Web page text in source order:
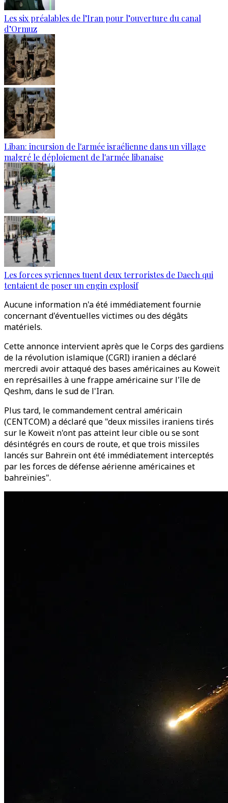
Les six préalables de l’Iran pour l’ouverture du canal
d’Ormuz
Liban: incursion de l'armée israélienne dans un village
malgré le déploiement de l'armée libanaise
Les forces syriennes tuent deux terroristes de Daech qui
tentaient de poser un engin explosif
Aucune information n'a été immédiatement fournie
concernant d'éventuelles victimes ou des dégâts
matériels.
Cette annonce intervient après que le Corps des gardiens
de la révolution islamique (CGRI) iranien a déclaré
mercredi avoir attaqué des bases américaines au Koweït
en représailles à une frappe américaine sur l'île de
Qeshm, dans le sud de l'Iran.
Plus tard, le commandement central américain
(CENTCOM) a déclaré que "deux missiles iraniens tirés
sur le Koweït n'ont pas atteint leur cible ou se sont
désintégrés en cours de route, et que trois missiles
lancés sur Bahreïn ont été immédiatement interceptés
par les forces de défense aérienne américaines et
bahreïnies".